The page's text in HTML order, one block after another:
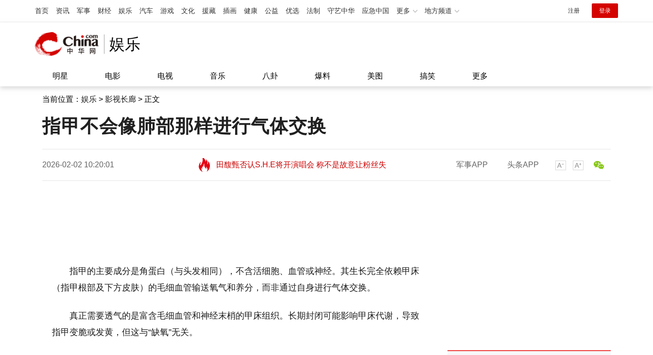
首页 资讯 军事 财经 娱乐 汽车 游戏 文化 援藏 插画 健康 公益 优选 法制 守艺中华 应急中国 更多 地方频道 注册 登录
娱乐
明星 电影 电视 音乐 八卦 爆料 美图 搞笑 更多
当前位置： 娱乐 > 影视长廊 > 正文
指甲不会像肺部那样进行气体交换
2026-02-02 10:20:01
田馥甄否认S.H.E将开演唱会 称不是故意让粉丝失
望11:08
田馥甄否认S.H.E将开演唱会 称不是故意让粉丝失
军事APP 头条APP
指甲的主要成分是角蛋白（与头发相同），不含活细胞、血管或神经。其生长完全依赖甲床
（指甲根部及下方皮肤）的毛细血管输送氧气和养分，而非通过自身进行气体交换。
真正需要透气的是富含毛细血管和神经末梢的甲床组织。长期封闭可能影响甲床代谢，导致
指甲变脆或发黄，但这与“缺氧”无关。